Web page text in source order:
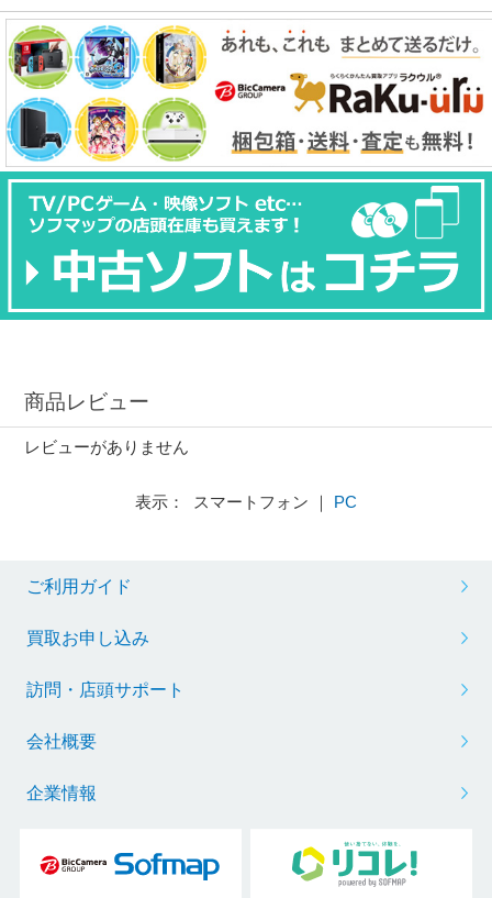
商品レビュー
レビューがありません
表示： スマートフォン ｜ PC
ご利用ガイド
買取お申し込み
訪問・店頭サポート
会社概要
企業情報